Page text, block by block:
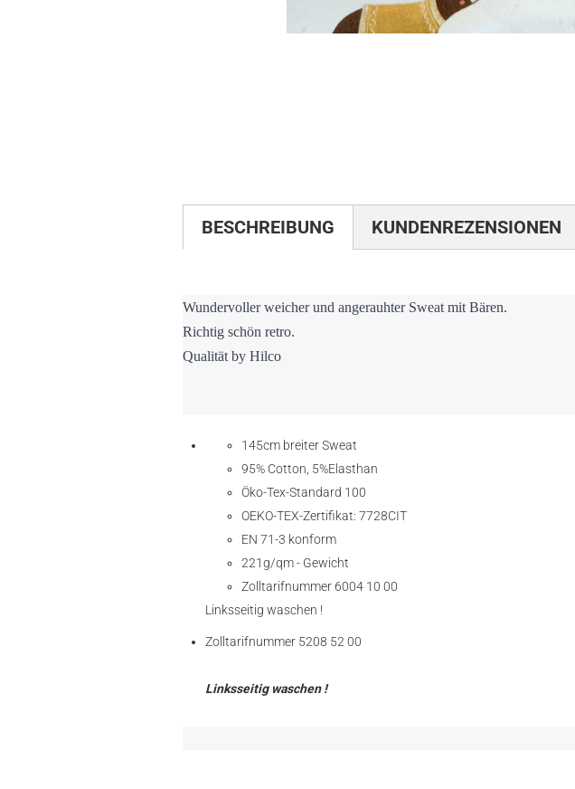
BESCHREIBUNG KUNDENREZENSIONEN
Wundervoller weicher und angerauhter Sweat mit Bären.
Richtig schön retro.
Qualität by Hilco
145cm breiter Sweat
95% Cotton, 5%Elasthan
Öko-Tex-Standard 100
OEKO-TEX-Zertifikat: 7728CIT
EN 71-3 konform
221g/qm - Gewicht
Zolltarifnummer 6004 10 00
Linksseitig waschen !
Zolltarifnummer 5208 52 00
Linksseitig waschen !